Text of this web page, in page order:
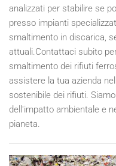
analizzati per stabilire se
presso impianti
smaltimento in discarica,
attuali.Contattaci subito
smaltimento dei rifiuti
assistere la tua azienda
sostenibile dei rifiuti.
dell'impatto ambientale e
pianeta.